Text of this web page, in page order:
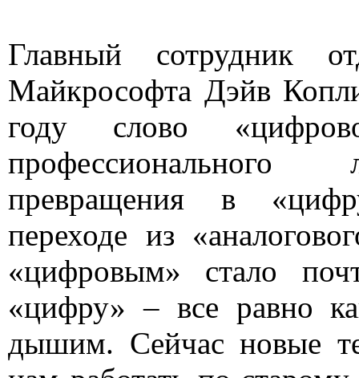
Главный сотрудник
Майкрософта Дэйв
году слово
превращения в
переходе из
«цифровым» стало
«цифру» – все равно
дышим. Сейчас новые